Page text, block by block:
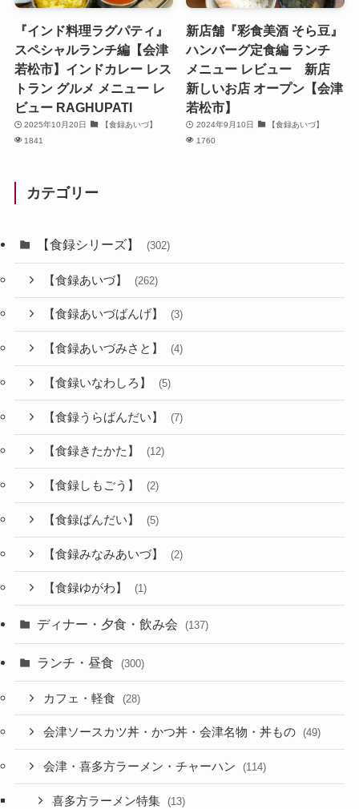
『インド料理ラグパティ』
スペシャルランチ編【会津
若松市】インドカレー レス
トラン グルメ メニュー レ
ビュー RAGHUPATI
2025年10月20日
【食録あいづ】
1841
新店舗『彩食美酒 そら豆』
ハンバーグ定食編 ランチ
メニュー レビュー 新店
新しいお店 オープン【会津
若松市】
2024年9月10日
【食録あいづ】
1760
カテゴリー
【食録シリーズ】 (302)
【食録あいづ】 (262)
【食録あいづばんげ】 (3)
【食録あいづみさと】 (4)
【食録いなわしろ】 (5)
【食録うらばんだい】 (7)
【食録きたかた】 (12)
【食録しもごう】 (2)
【食録ばんだい】 (5)
【食録みなみあいづ】 (2)
【食録ゆがわ】 (1)
ディナー・夕食・飲み会 (137)
ランチ・昼食 (300)
カフェ・軽食 (28)
会津ソースカツ丼・かつ丼・会津名物・丼もの (49)
会津・喜多方ラーメン・チャーハン (114)
喜多方ラーメン特集 (13)